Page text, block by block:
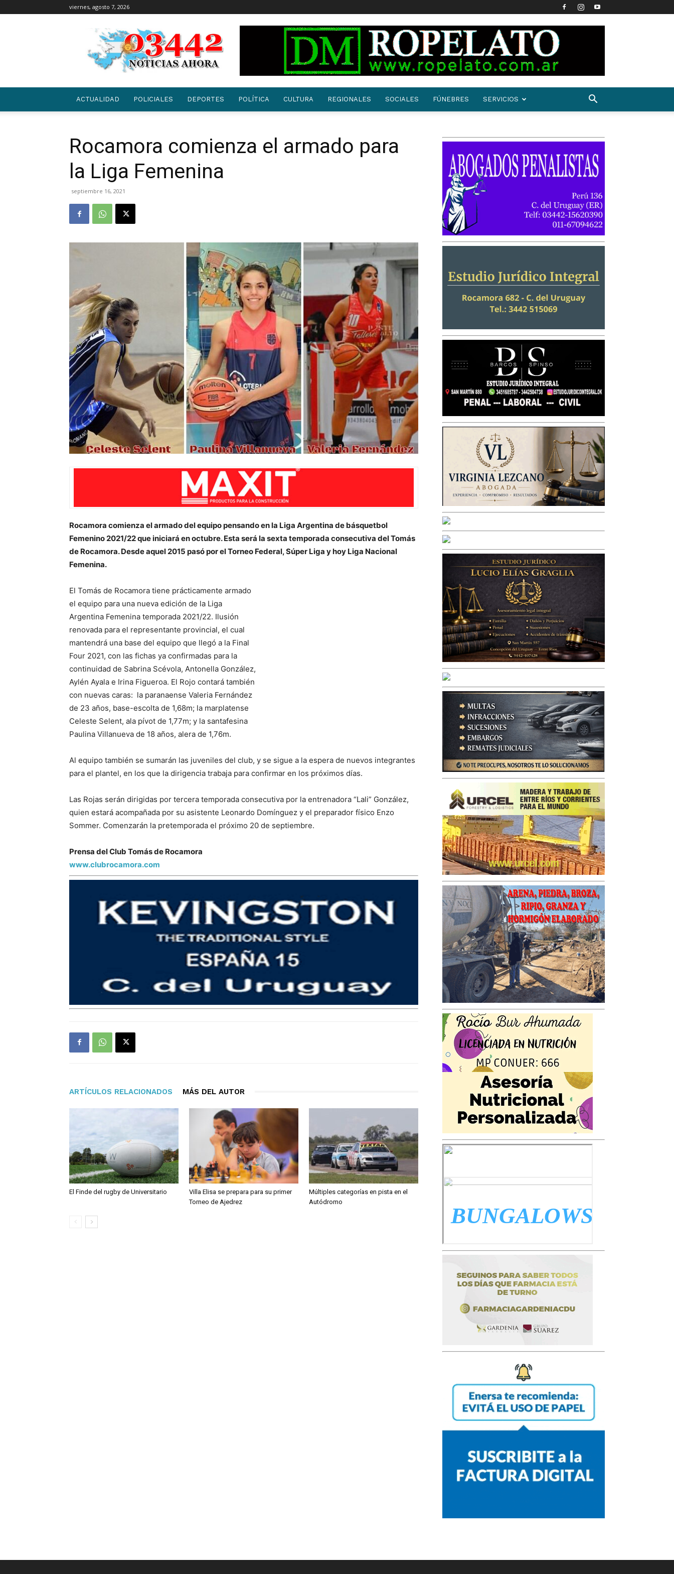
viernes, agosto 7, 2026
03442
|
NOTICIAS
ACTUALIDAD POLICIALES DEPORTES POLÍTICA CULTURA REGIONALES SOCIALES FÚNEBRES SERVICIOS
Rocamora comienza el armado para
la Liga Femenina
septiembre 16, 2021
Rocamora comienza el armado del equipo pensando en la Liga Argentina de básquetbol
Femenino 2021/22 que iniciará en octubre. Esta será la sexta temporada consecutiva del Tomás
de Rocamora. Desde aquel 2015 pasó por el Torneo Federal, Súper Liga y hoy Liga Nacional
Femenina.
El Tomás de Rocamora tiene prácticamente armado
el equipo para una nueva edición de la Liga
Argentina Femenina temporada 2021/22. Ilusión
renovada para el representante provincial, el cual
mantendrá una base del equipo que llegó a la Final
Four 2021, con las fichas ya confirmadas para la
continuidad de Sabrina Scévola, Antonella González,
Aylén Ayala e Irina Figueroa. El Rojo contará también
con nuevas caras: la paranaense Valeria Fernández
de 23 años, base-escolta de 1,68m; la marplatense
Celeste Selent, ala pívot de 1,77m; y la santafesina
Paulina Villanueva de 18 años, alera de 1,76m.
Al equipo también se sumarán las juveniles del club, y se sigue a la espera de nuevos integrantes
para el plantel, en los que la dirigencia trabaja para confirmar en los próximos días.
Las Rojas serán dirigidas por tercera temporada consecutiva por la entrenadora “Lali” González,
quien estará acompañada por su asistente Leonardo Domínguez y el preparador físico Enzo
Sommer. Comenzarán la pretemporada el próximo 20 de septiembre.
Prensa del Club Tomás de Rocamora
www.clubrocamora.com
ARTÍCULOS RELACIONADOS MÁS DEL AUTOR
El Finde del rugby de Universitario
Villa Elisa se prepara para su primer
Torneo de Ajedrez
Múltiples categorías en pista en el
Autódromo